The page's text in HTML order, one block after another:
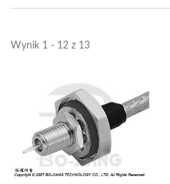
Wynik 1 - 12 z 13